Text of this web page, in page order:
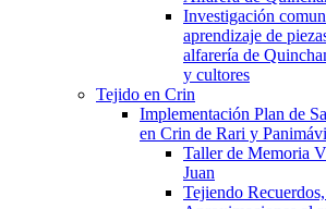
Investigación
aprendizaje de
alfarería de
y cultores
Tejido en Crin
Implementación Plan de
en Crin de Rari y
Taller de Memoria
Juan
Tejiendo